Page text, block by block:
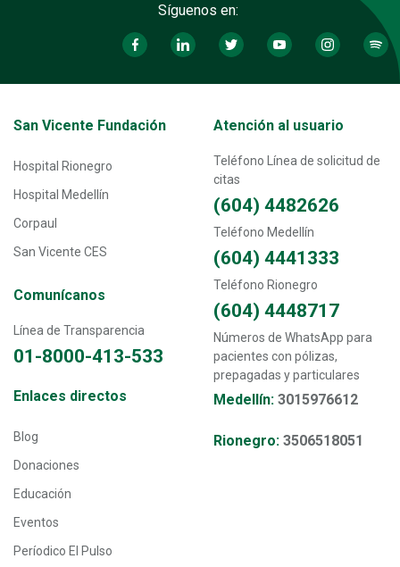
Síguenos en:
Transversal - Menú San Vicente fundación footer
San Vicente Fundación
Hospital Rionegro
Hospital Medellín
Corpaul
San Vicente CES
Comunícanos
Línea de Transparencia
01-8000-413-533
Atención al usuario
Teléfono Línea de solicitud de
citas
(604) 4482626
Teléfono Medellín
(604) 4441333
Teléfono Rionegro
(604) 4448717
Números de WhatsApp para
pacientes con pólizas,
prepagadas y particulares
Medellín: 3015976612
Rionegro: 3506518051
Transversal - Menú enlaces directos footer
Enlaces directos
Blog
Donaciones
Educación
Eventos
Períodico El Pulso